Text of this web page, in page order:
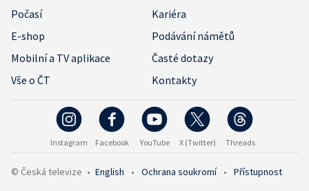
Počasí
Kariéra
E-shop
Podávání námětů
Mobilní a TV aplikace
Časté dotazy
Vše o ČT
Kontakty
Instagram Facebook YouTube X (Twitter) Threads
© Česká televize • English • Ochrana soukromí • Přístupnost